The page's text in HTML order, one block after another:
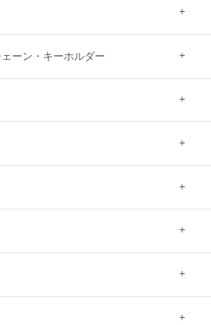
ーン・キーホルダー